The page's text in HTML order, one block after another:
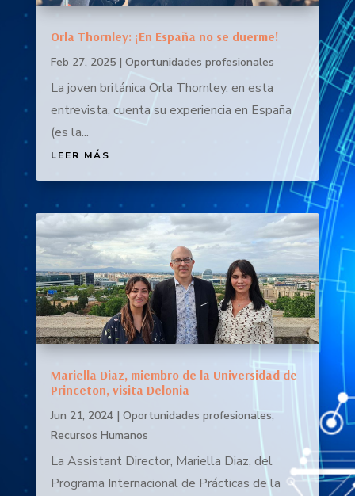
Orla Thornley: ¡En España no se duerme!
Feb 27, 2025| Oportunidades profesionales
La joven británica Orla Thornley, en esta
entrevista, cuenta su experiencia en España
(es la...
LEER MÁS
Mariella Diaz, miembro de la Universidad de
Princeton, visita Delonia
Jun 21, 2024| Oportunidades profesionales,
Recursos Humanos
La Assistant Director, Mariella Diaz, del
Programa Internacional de Prácticas de la